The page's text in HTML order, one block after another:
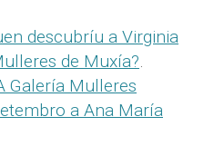
descubríu a Virginia
de Muxía?.
Galería Mulleres
a Ana María